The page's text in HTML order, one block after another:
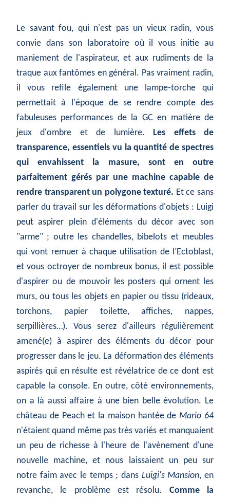
Le savant fou, qui n'est pas un vieux radin, vous
convie dans son laboratoire où il vous initie au
maniement de l'aspirateur, et aux rudiments de la
traque aux fantômes en général. Pas vraiment radin,
il vous refile également une lampe-torche qui
permettait à l'époque de se rendre compte des
fabuleuses performances de la GC en matière de
jeux d'ombre et de lumière.
Les effets de
transparence, essentiels vu la quantité de spectres
qui envahissent la masure, sont en outre
parfaitement gérés par une machine capable de
rendre transparent un polygone texturé. Et ce sans
parler du travail sur les déformations d'objets : Luigi
peut aspirer plein d'éléments du décor avec son
"arme" ; outre les chandelles, bibelots et meubles
qui vont remuer à chaque utilisation de l’Ectoblast,
et vous octroyer de nombreux bonus, il est possible
d'aspirer ou de mouvoir les posters qui ornent les
murs, ou tous les objets en papier ou tissu (rideaux,
torchons, papier toilette, affiches, nappes,
serpillières…). Vous serez d'ailleurs régulièrement
amené(e) à aspirer des éléments du décor pour
progresser dans le jeu. La déformation des éléments
aspirés qui en résulte est révélatrice de ce dont est
capable la console. En outre, côté environnements,
on a là aussi affaire à une bien belle évolution. Le
château de Peach et la maison hantée de Mario 64
n'étaient quand même pas très variés et manquaient
un peu de richesse à l'heure de l'avènement d'une
nouvelle machine, et nous laissaient un peu sur
notre faim avec le temps ; dans Luigi's Mansion, en
revanche, le problème est résolu. Comme la